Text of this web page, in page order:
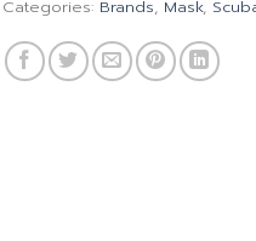
Categories: Brands, Mask,